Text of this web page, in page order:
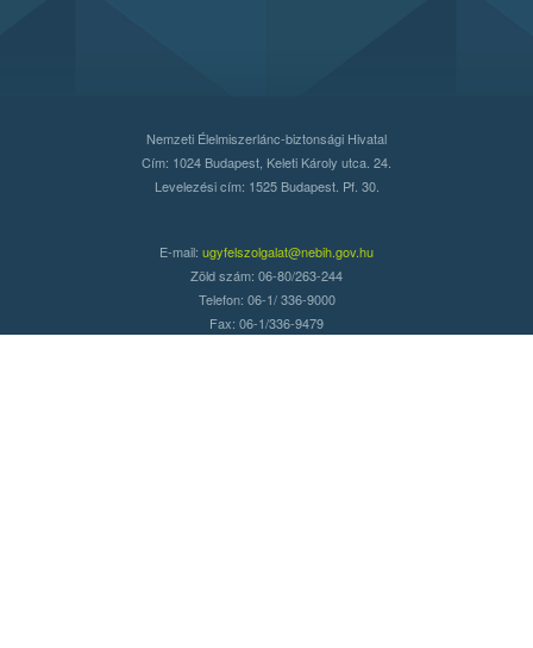
Nemzeti Élelmiszerlánc-biztonsági Hivatal
Cím: 1024 Budapest, Keleti Károly utca. 24.
Levelezési cím: 1525 Budapest. Pf. 30.
E-mail: ugyfelszolgalat@nebih.gov.hu
Zöld szám: 06-80/263-244
Telefon: 06-1/ 336-9000
Fax: 06-1/336-9479